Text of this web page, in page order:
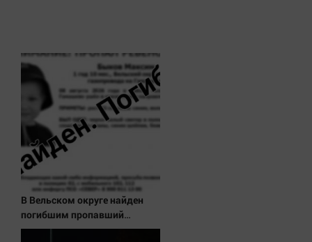
В Вельском округе найден
погибшим пропавший
полуторагодовалый ребёнок